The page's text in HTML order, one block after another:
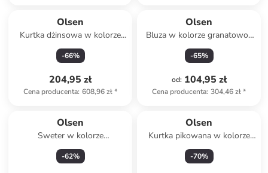
Olsen
Kurtka dżinsowa w kolorze
granatowym
-66%
204,95 zł
Cena producenta: 608,96 zł*
Olsen
Bluza w kolorze granatowo-
białym
-65%
od: 104,95 zł
Cena producenta: 304,46 zł*
Olsen
Sweter w kolorze
turkusowym
-62%
Olsen
Kurtka pikowana w kolorze
beżowym
-70%